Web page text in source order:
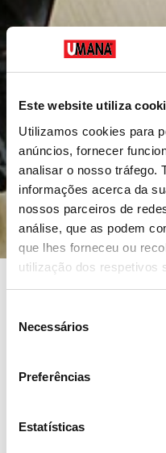
Este website utiliza
Utilizamos cookies para
anúncios, fornecer
analisar o nosso tráfego.
informações acerca da
nossos parceiros de
análise, que as podem
que lhes forneceu ou
utilização dos respetivos
Necessários
Preferências
Estatísticas